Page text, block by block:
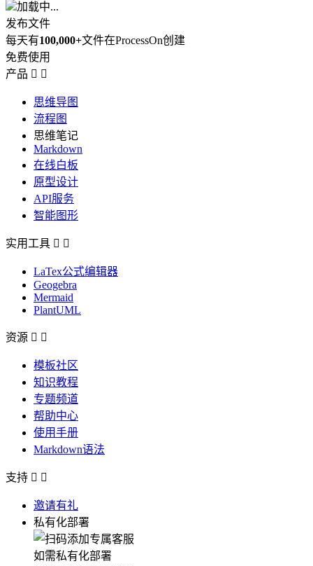
加载中...
发布文件
每天有100,000+文件在ProcessOn创建
免费使用
产品  
思维导图
流程图
思维笔记
Markdown
在线白板
原型设计
API服务
智能图形
实用工具  
LaTex公式编辑器
Geogebra
Mermaid
PlantUML
资源  
模板社区
知识教程
专题频道
帮助中心
使用手册
Markdown语法
支持  
邀请有礼
私有化部署
如需私有化部署